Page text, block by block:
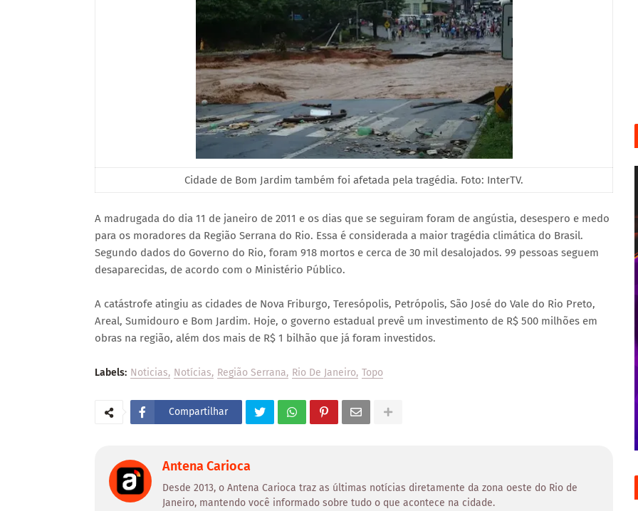
Cidade de Bom Jardim também foi afetada pela tragédia. Foto: InterTV.
A madrugada do dia 11 de janeiro de 2011 e os dias que se seguiram foram de angústia, desespero e medo
para os moradores da Região Serrana do Rio. Essa é considerada a maior tragédia climática do Brasil.
Segundo dados do Governo do Rio, foram 918 mortos e cerca de 30 mil desalojados. 99 pessoas seguem
desaparecidas, de acordo com o Ministério Público.
A catástrofe atingiu as cidades de Nova Friburgo, Teresópolis, Petrópolis, São José do Vale do Rio Preto,
Areal, Sumidouro e Bom Jardim. Hoje, o governo estadual prevê um investimento de R$ 500 milhões em
obras na região, além dos mais de R$ 1 bilhão que já foram investidos.
Labels: Noticias Notícias Região Serrana Rio De Janeiro Topo
Compartilhar
Antena Carioca
Desde 2013, o Antena Carioca traz as últimas notícias diretamente da zona oeste do Rio de
Janeiro, mantendo você informado sobre tudo o que acontece na cidade.